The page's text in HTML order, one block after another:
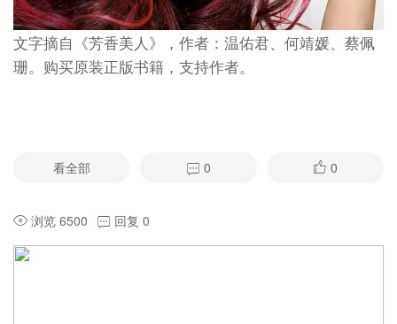
文字摘自《芳香美人》，作者：温佑君、何靖媛、蔡佩
珊。购买原装正版书籍，支持作者。
看全部 0 0
浏览 6500 回复 0